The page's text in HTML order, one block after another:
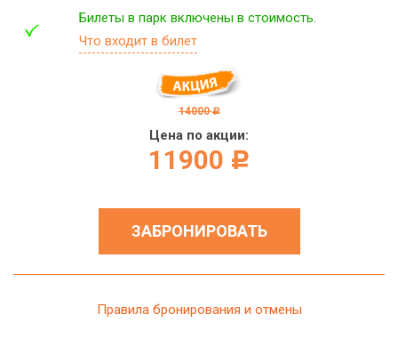
Билеты в парк включены в стоимость.
Что входит в билет
14000 c
Цена по акции:
11900 c
ЗАБРОНИРОВАТЬ
Правила бронирования и отмены